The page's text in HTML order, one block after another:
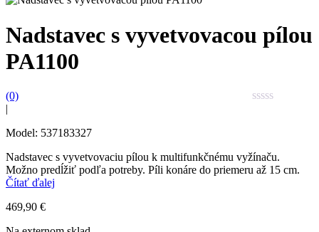
Nadstavec s vyvetvovacou pílou
PA1100
(0)
|
Model: 537183327
Nadstavec s vyvetvovaciu pílou k multifunkčnému vyžínaču.
Možno predĺžiť podľa potreby. Píli konáre do priemeru až 15 cm.
Čítať ďalej
469,90 €